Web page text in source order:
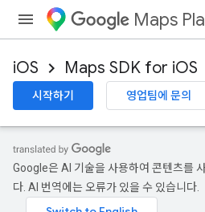
Maps
iOS Maps SDK for iOS
시작하기 영업팀에 문의
Google은 AI 기술을 사용하여 콘텐츠를
다. AI 번역에는 오류가 있을 수 있습니다.